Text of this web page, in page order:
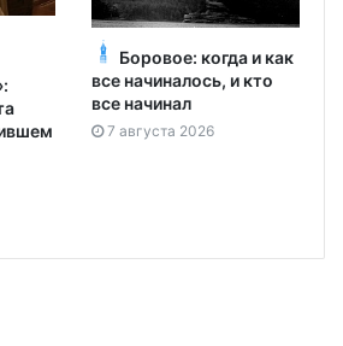
Боровое: когда и как
все начиналось, и кто
все начинал
7 августа 2026